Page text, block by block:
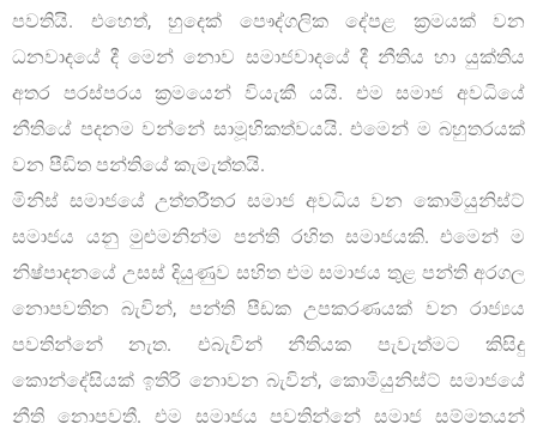
පවතියි. එහෙත්, හුදෙක් පෞද්ගලික දේපළ ක්‍රමයක් වන
ධනවාදයේ දී මෙන් නොව සමාජවාදයේ දී නීතිය හා යුක්තිය
අතර පරස්පරය ක්‍රමයෙන් වියැකී යයි. එම සමාජ අවධියේ
නීතියේ පදනම වන්නේ සාමූහිකත්වයයි. එමෙන් ම බහුතරයක්
වන පීඩිත පන්තියේ කැමැත්තයි.
මිනිස් සමාජයේ උත්තරීතර සමාජ අවධිය වන කොමියුනිස්ට්
සමාජය යනු මුළුමනින්ම පන්ති රහිත සමාජයකි. එමෙන් ම
නිෂ්පාදනයේ උසස් දියුණුව සහිත එම සමාජය තුළ පන්ති අරගල
නොපවතින බැවින්, පන්ති පීඩක උපකරණයක් වන රාජ්‍යය
පවතින්නේ නැත. එබැවින් නීතියක පැවැත්මට කිසිදු
කොන්දේසියක් ඉතිරි නොවන බැවින්, කොමියුනිස්ට් සමාජයේ
නීති නොපවතී. එම සමාජය පවතින්නේ සමාජ සම්මතයන්